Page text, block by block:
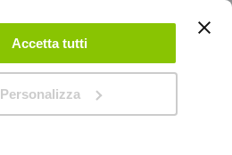
Accetta tutti
Personalizza
CREA UN ACCOUNT CONTATTACI